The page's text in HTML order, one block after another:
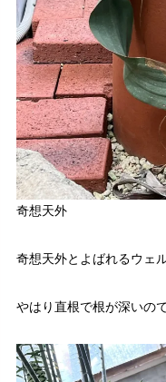
奇想天外
奇想天外とよばれるウェ
やはり直根で根が深いの